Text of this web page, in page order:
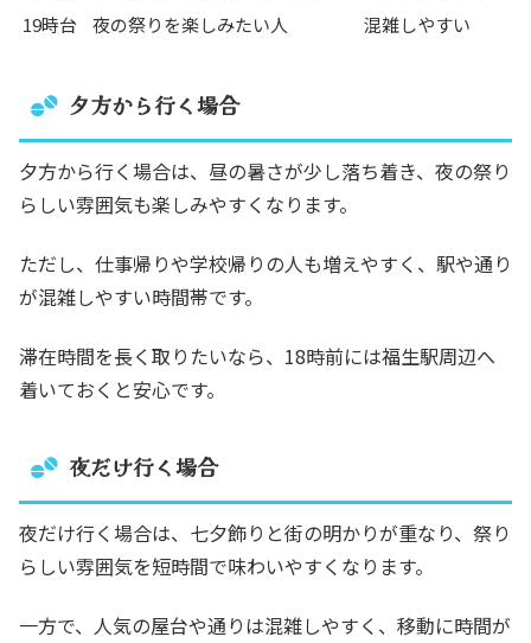
19時台
夜の祭りを楽しみたい人 混雑しやすい
夕方から行く場合
夕方から行く場合は、昼の暑さが少し落ち着き、夜の祭り
らしい雰囲気も楽しみやすくなります。
ただし、仕事帰りや学校帰りの人も増えやすく、駅や通り
が混雑しやすい時間帯です。
滞在時間を長く取りたいなら、18時前には福生駅周辺へ
着いておくと安心です。
夜だけ行く場合
夜だけ行く場合は、七夕飾りと街の明かりが重なり、祭り
らしい雰囲気を短時間で味わいやすくなります。
一方で、人気の屋台や通りは混雑しやすく、移動に時間が